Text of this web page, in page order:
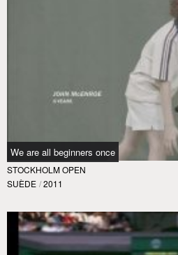
We are all beginners once
STOCKHOLM OPEN
SUÈDE / 2011